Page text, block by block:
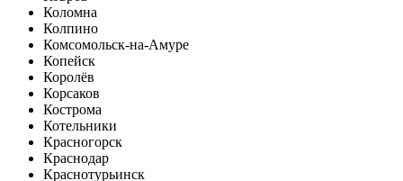
Коломна
Колпино
Комсомольск-на-Амуре
Копейск
Королёв
Корсаков
Кострома
Котельники
Красногорск
Краснодар
Краснотурьинск